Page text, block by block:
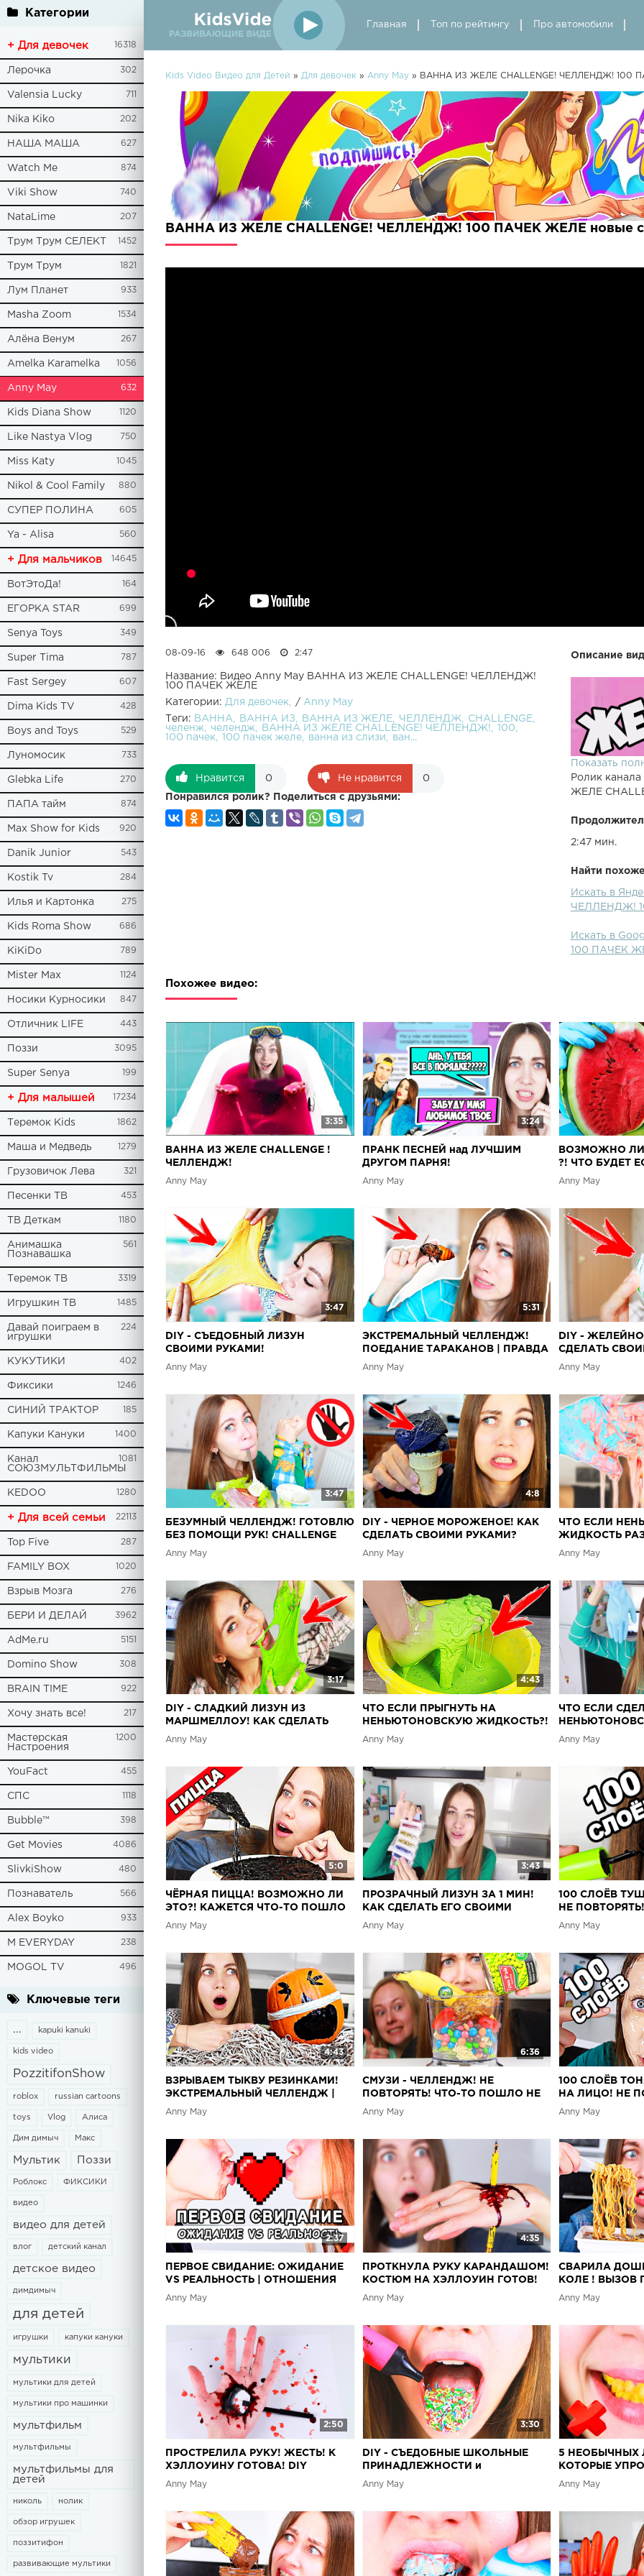
Категории
+ Для девочек 16318
Лерочка 302
Valensia Lucky 711
Nika Kiko 202
НАША МАША 627
Watch Me 874
Viki Show 740
NataLime 207
Трум Трум СЕЛЕКТ 1452
Трум Трум 1821
Лум Планет 933
Masha Zoom 1534
Алёна Венум 267
Amelka Karamelka 1056
Anny May 632
Kids Diana Show 1120
Like Nastya Vlog 750
Miss Katy 1045
Nikol & Cool Family 880
СУПЕР ПОЛИНА 605
Ya - Alisa 560
+ Для мальчиков 14645
ВотЭтоДа! 164
ЕГОРКА STAR 699
Senya Toys 349
Super Tima 787
Fast Sergey 607
Dima Kids TV 428
Boys and Toys 529
Луномосик 733
Glebka Life 270
ПАПА тайм 874
Max Show for Kids 920
Danik Junior 543
Kostik Tv 284
Илья и Картонка 275
Kids Roma Show 686
KiKiDo 789
Mister Max 1124
Носики Курносики 847
Отличник LIFE 443
Поззи 3095
Super Senya 199
+ Для малышей 17234
Теремок Kids 1862
Маша и Медведь 1279
Грузовичок Лева 321
Песенки ТВ 453
ТВ Деткам 1180
Анимашка
Познавашка
561
Теремок ТВ 3319
Игрушкин ТВ 1485
Давай поиграем в
игрушки
224
КУКУТИКИ 402
Фиксики 1246
СИНИЙ ТРАКТОР 185
Капуки Кануки 1400
Канал
СОЮЗМУЛЬТФИЛЬМЫ
1081
KEDOO 1280
+ Для всей семьи 22113
Top Five 287
FAMILY BOX 1020
Взрыв Мозга 276
БЕРИ И ДЕЛАЙ 3962
AdMe.ru 5151
Domino Show 308
BRAIN TIME 922
Хочу знать все! 217
Мастерская
Настроения
1200
YouFact 455
СПС 1118
Bubble™ 398
Get Movies 4086
SlivkiShow 480
Познаватель 566
Alex Boyko 933
M EVERYDAY 238
MOGOL TV 496
Ключевые теги
... kapuki kanuki
kids video
PozzitifonShow
roblox russian cartoons
toys Vlog Алиса
Дим димыч Макс
Мультик Поззи
Роблокс ФИКСИКИ
видео
видео для детей
влог детский канал
детское видео
димдимыч
для детей
игрушки капуки кануки
мультики
мультики для детей
мультики про машинки
мультфильм
мультфильмы
мультфильмы для
детей
николь нолик
обзор игрушек
поззитифон
развивающие мультики
Главная Топ по рейтингу Про автомобили
Kids Video Видео для Детей » Для девочек » Anny May » ВАННА ИЗ ЖЕЛЕ CHALLENGE! ЧЕЛЛЕНДЖ! 100
ВАННА ИЗ ЖЕЛЕ CHALLENGE! ЧЕЛЛЕНДЖ! 100 ПАЧЕК ЖЕЛЕ новые
Описание
ВАННА ИЗ
челлендж,
Плейлист
обожаю
можешь
ролики,
со мной! Я
не
из желе. Я
подобные
будет очень
канал ♡
Показать
Ролик канала
ЖЕЛЕ
2:47 мин.
Найти
Искать в
ЧЕЛЛЕНДЖ!
Искать в
100 ПАЧЕК
08-09-16 648 006 2:47
Название: Видео Anny May ВАННА ИЗ ЖЕЛЕ CHALLENGE! ЧЕЛЛЕНДЖ!
100 ПАЧЕК ЖЕЛЕ
Категории: Для девочек / Anny May
Теги: ВАННА ВАННА ИЗ ВАННА ИЗ ЖЕЛЕ ЧЕЛЛЕНДЖ
CHALLENGE
челенж
челендж ВАННА ИЗ ЖЕЛЕ CHALLENGE! ЧЕЛЛЕНДЖ!
100
100 пачек
100 пачек желе ванна из слизи ван...
Нравится 0 Не нравится 0
Понравился ролик? Поделиться с друзьями:
Похожее видео:
3:35
ВАННА ИЗ ЖЕЛЕ CHALLENGE !
ЧЕЛЛЕНДЖ!
Anny May
3:24
ПРАНК ПЕСНЕЙ над ЛУЧШИМ
ДРУГОМ ПАРНЯ!
Anny May
ВОЗМОЖНО ЛИ
?! ЧТО БУДЕТ
ЧЕЛЛЕНДЖ
Anny May
3:47
DIY - СЪЕДОБНЫЙ ЛИЗУН
СВОИМИ РУКАМИ!
Anny May
5:31
ЭКСТРЕМАЛЬНЫЙ ЧЕЛЛЕНДЖ!
ПОЕДАНИЕ ТАРАКАНОВ | ПРАВДА
ИЛИ ЛОЖЬ | CHALLENGE
Anny May
DIY -
СДЕЛАТЬ
Anny May
3:47
БЕЗУМНЫЙ ЧЕЛЛЕНДЖ! ГОТОВЛЮ
БЕЗ ПОМОЩИ РУК! CHALLENGE
Anny May
4:8
DIY - ЧЕРНОЕ МОРОЖЕНОЕ! КАК
СДЕЛАТЬ СВОИМИ РУКАМИ?
Anny May
ЧТО ЕСЛИ
ЖИДКОСТЬ
ВОЗМОЖНО ЛИ
Anny May
3:17
DIY - СЛАДКИЙ ЛИЗУН ИЗ
МАРШМЕЛЛОУ! КАК СДЕЛАТЬ
СВОИМИ РУКАМИ?
Anny May
4:43
ЧТО ЕСЛИ ПРЫГНУТЬ НА
НЕНЬЮТОНОВСКУЮ ЖИДКОСТЬ?!
ВОЗМОЖНО ЛИ ЭТО?
Anny May
ЧТО ЕСЛИ
ВОЗМОЖНО ЛИ
Anny May
5:0
ЧЁРНАЯ ПИЦЦА! ВОЗМОЖНО ЛИ
ЭТО?! КАЖЕТСЯ ЧТО-ТО ПОШЛО
НЕ ТАК...
Anny May
3:43
ПРОЗРАЧНЫЙ ЛИЗУН ЗА 1 МИН!
КАК СДЕЛАТЬ ЕГО СВОИМИ
РУКАМИ?! ЛИЗУН КАК СТЕКЛО|
Anny May
100 СЛОЁВ
НЕ
CHALLENGE
Anny May
4:43
ВЗРЫВАЕМ ТЫКВУ РЕЗИНКАМИ!
ЭКСТРЕМАЛЬНЫЙ ЧЕЛЛЕНДЖ |
CHALLENGE! ТЫКВА НА
Anny May
6:36
СМУЗИ - ЧЕЛЛЕНДЖ! НЕ
ПОВТОРЯТЬ! ЧТО-ТО ПОШЛО НЕ
ТАК... CHALLENGE
Anny May
100 СЛОЁВ
НА ЛИЦО! НЕ
ЧЕЛЛЕНДЖ |
Anny May
2:37
ПЕРВОЕ СВИДАНИЕ: ОЖИДАНИЕ
VS РЕАЛЬНОСТЬ | ОТНОШЕНИЯ
Anny May
4:35
ПРОТКНУЛА РУКУ КАРАНДАШОМ!
КОСТЮМ НА ХЭЛЛОУИН ГОТОВ!
Anny May
СВАРИЛА
КОЛЕ ! ВЫЗОВ
Anny May
2:50
ПРОСТРЕЛИЛА РУКУ! ЖЕСТЬ! К
ХЭЛЛОУИНУ ГОТОВА! DIY
Anny May
3:30
DIY - СЪЕДОБНЫЕ ШКОЛЬНЫЕ
ПРИНАДЛЕЖНОСТИ и
КАНЦЕЛЯРИЯ | КАК СДЕЛАТЬ
Anny May
5 НЕОБЫЧНЫХ
КОТОРЫЕ
ЖИЗНЬ!
Anny May